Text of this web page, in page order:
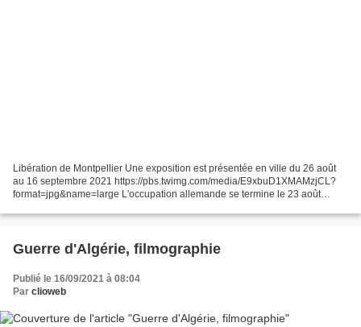
Libération de Montpellier Une exposition est présentée en ville du 26 août
au 16 septembre 2021 https://pbs.twimg.com/media/E9xbuD1XMAMzjCL?
format=jpg&name=large L'occupation allemande se termine le 23 août
Guerre d'Algérie, filmographie
Publié le 16/09/2021 à 08:04
Par clioweb